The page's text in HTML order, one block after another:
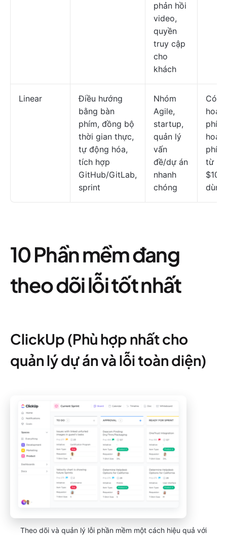
phản hồi
video,
quyền
truy cập
cho
khách
Linear
Điều hướng
bằng bàn
phím, đồng bộ
thời gian thực,
tự động hóa,
tích hợp
GitHub/GitLab,
sprint
Nhóm
Agile,
startup,
quản lý
vấn
đề/dự án
nhanh
chóng
Có
phí;
phí
từ
$10/
10 Phần mềm đang
theo dõi lỗi tốt nhất
ClickUp (Phù hợp nhất cho
quản lý dự án và lỗi toàn diện)
Theo dõi và quản lý lỗi phần mềm một cách hiệu quả với